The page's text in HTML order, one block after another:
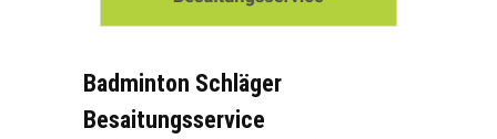
Badminton Schläger
Besaitungsservice